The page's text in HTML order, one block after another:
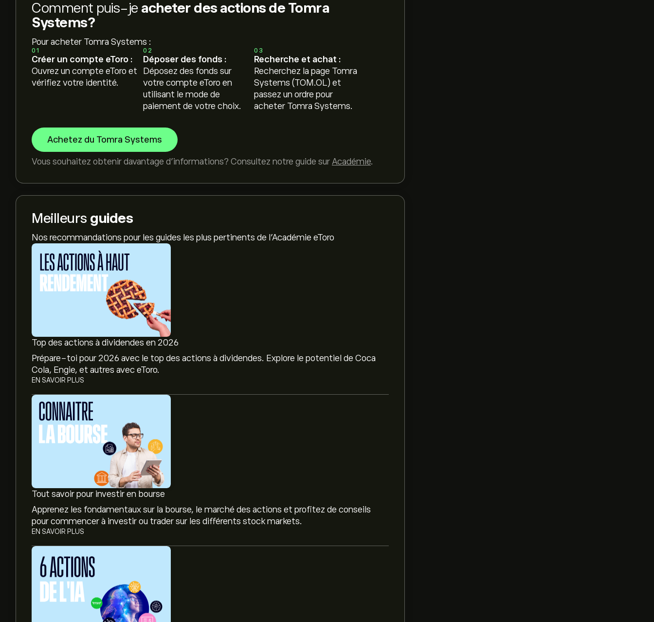
Comment puis-je acheter des actions de Tomra
Systems?
Pour acheter Tomra Systems :
01
Créer un compte eToro :
Ouvrez un compte eToro et
vérifiez votre identité.
02
Déposer des fonds :
Déposez des fonds sur
votre compte eToro en
utilisant le mode de
paiement de votre choix.
03
Recherche et achat :
Recherchez la page Tomra
Systems (TOM.OL) et
passez un ordre pour
acheter Tomra Systems.
Achetez du Tomra Systems
Vous souhaitez obtenir davantage d'informations? Consultez notre guide sur Académie.
Meilleurs guides
Nos recommandations pour les guides les plus pertinents de l'Académie eToro
Top des actions à dividendes en 2026
Prépare-toi pour 2026 avec le top des actions à dividendes. Explore le potentiel de Coca
Cola, Engie, et autres avec eToro.
EN SAVOIR PLUS
Tout savoir pour investir en bourse
Apprenez les fondamentaux sur la bourse, le marché des actions et profitez de conseils
pour commencer à investir ou trader sur les différents stock markets.
EN SAVOIR PLUS
Le prix actuel de l'action TOM.OL est de 108.50‎kr‎.